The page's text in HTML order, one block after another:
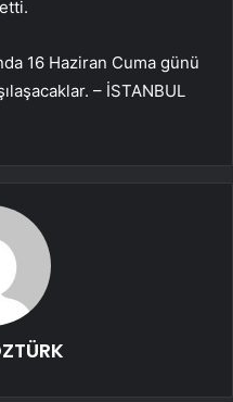
16 Haziran Cuma günü
– İSTANBUL